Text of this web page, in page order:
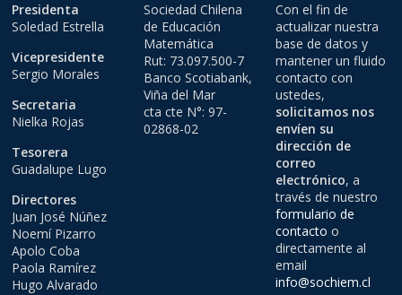
Presidenta
Soledad Estrella
Vicepresidente
Sergio Morales
Secretaria
Nielka Rojas
Tesorera
Guadalupe Lugo
Directores
Juan José Núñez
Noemí Pizarro
Apolo Coba
Paola Ramírez
Hugo Alvarado
Sociedad Chilena
de Educación
Matemática
Rut: 73.097.500-7
Banco Scotiabank,
Viña del Mar
cta cte N°: 97-
02868-02
Con el fin de
actualizar nuestra
base de datos y
mantener un fluido
contacto con
ustedes,
solicitamos nos
envíen su
dirección de
correo
electrónico, a
través de nuestro
formulario de
contacto o
directamente al
email
info@sochiem.cl